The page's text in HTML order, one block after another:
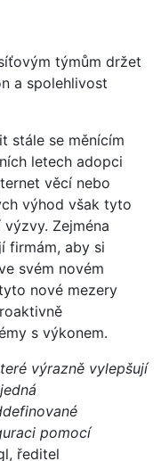
týmům držet
a spolehlivost
stále se měnícím
letech adopci
věcí nebo
výhod však tyto
Zejména
firmám, aby si
svém novém
nové mezery
s výkonem.
výrazně vylepšují
pomocí
ředitel